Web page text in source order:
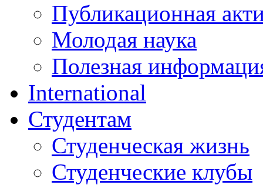
Публикационная
Молодая наука
Полезная
International
Студентам
Студенческая жизнь
Студенческие клубы